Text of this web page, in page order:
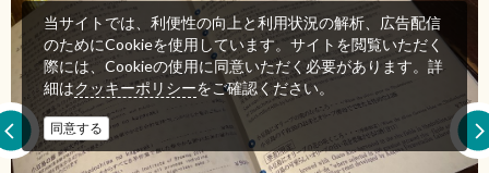
当サイトでは、利便性の向上と利用状況の解析、広告配信
のためにCookieを使用しています。サイトを閲覧いただく
際には、Cookieの使用に同意いただく必要があります。詳
細はクッキーポリシーをご確認ください。
同意する